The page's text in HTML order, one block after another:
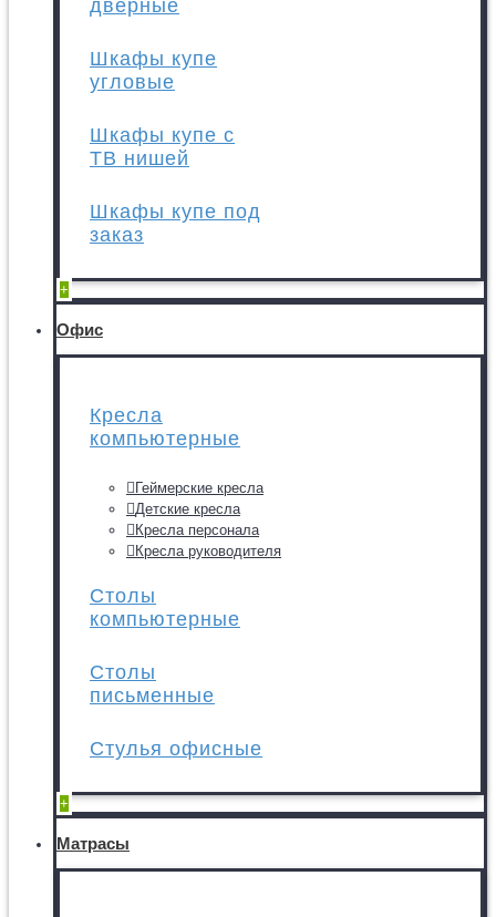
дверные
Шкафы купе
угловые
Шкафы купе с
ТВ нишей
Шкафы купе под
заказ
+
Офис
Кресла
компьютерные
Геймерские кресла
Детские кресла
Кресла персонала
Кресла руководителя
Столы
компьютерные
Столы
письменные
Стулья офисные
+
Матрасы